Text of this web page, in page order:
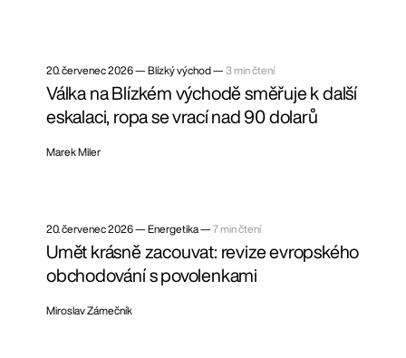
20. červenec 2026— Blízký východ — 3 min čtení
Válka na Blízkém východě směřuje k další
eskalaci, ropa se vrací nad 90 dolarů
Marek Miler
20. červenec 2026— Energetika — 7 min čtení
Umět krásně zacouvat: revize evropského
obchodování s povolenkami
Miroslav Zámečník